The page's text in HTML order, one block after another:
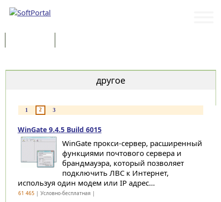
другое
1 2 3
WinGate 9.4.5 Build 6015
WinGate прокси-сервер, расширенный
функциями почтового сервера и
брандмауэра, который позволяет
подключить ЛВС к Интернет,
используя один модем или IP адрес...
61 465| Условно-бесплатная |